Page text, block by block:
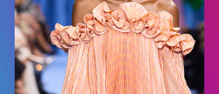
ДОСЯГНЕННЯ ТА МИСТЕЦЬКА
ДІЯЛЬНІСТЬ
АБІТУРІЄНТУ
РЕЄСТРАЦІЯ АБІТУРІЄНТА
КУРСИ